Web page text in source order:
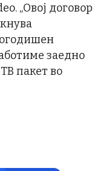
„Овој договор
заедно
пакет во